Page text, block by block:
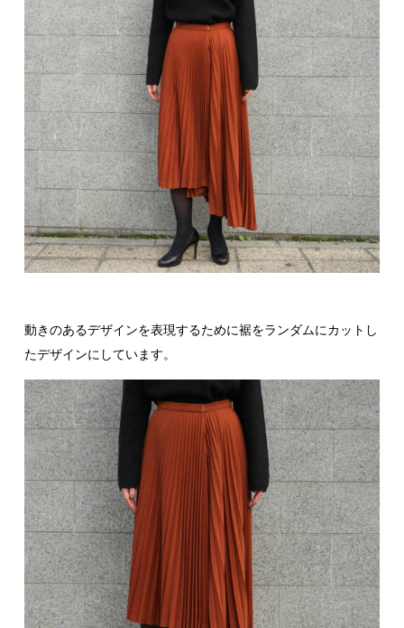
動きのあるデザインを表現するために裾をランダムにカットし
たデザインにしています。